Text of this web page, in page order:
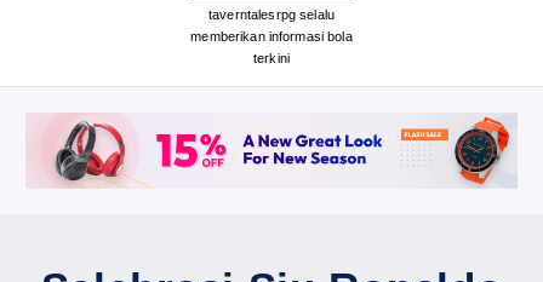
taverntalesrpg selalu
memberikan informasi bola
terkini